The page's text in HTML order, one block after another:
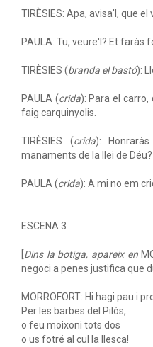
TIRÈSIES: Apa, avisa'l, que el
PAULA: Tu, veure'l? Et faràs
TIRÈSIES (branda el bastó):
PAULA (crida): Para el carro,
faig carquinyolis.
TIRÈSIES (crida):
manaments de la llei de Déu?
PAULA (crida): A mi no em
ESCENA 3
Dins la botiga, apareix en
negoci a penes justifica que
MORROFORT: Hi hagi pau i
Per les barbes del Pilós,
o feu moixoni tots dos
o us fotré al cul la llesca!